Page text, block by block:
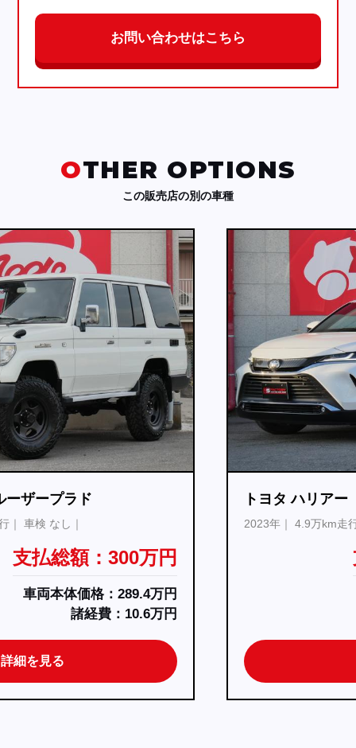
お問い合わせはこちら
OTHER OPTIONS
この販売店の別の車種
トヨタ ハリアー
2023年
支払総額：279.9万円
詳細を見る